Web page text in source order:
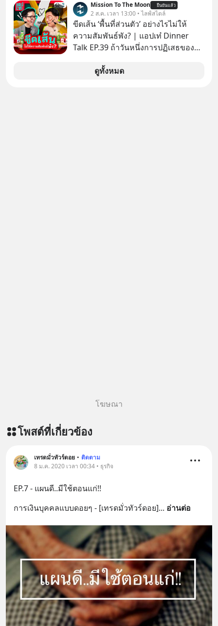
“Flex to Fit You ยืดได้ตามสไตล์คุณ
ด้วย StarChoice” ตอบโจทย์ Lifestyle
การเป็นเจ้าของรถที่ออกแบบการเงินได้
เอง ครบสัญญาจะผ่อนต่อ คืนรถ หรือ
Mission To The Moon ยืนยันแล้ว
2 ส.ค. เวลา 13:00 • ไลฟ์สไตล์
ขีดเส้น ‘พื้นที่ส่วนตัว’ อย่างไรไม่ให้
ความสัมพันธ์พัง? | แอปเท๋ Dinner
Talk EP.39 ถ้าวันหนึ่งการปฏิเสธของ
ตั้งกำแพงใส่และมองว่าเราเห็นแก่ตัวทั้ง
ดูทั้งหมด
โฆษณา
โพสต์ที่เกี่ยวข้อง
เทรดมั่วทัวร์ดอย • ติดตาม
8 ม.ค. 2020 เวลา 00:34 • ธุรกิจ
EP.7 - แผนดี..มีใช้ตอนแก่!!
การเงินบุคคลแบบดอยๆ - [เทรดมั่วทัวร์ดอย]... อ่านต่อ